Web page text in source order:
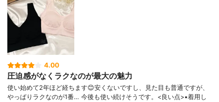
4.00
圧迫感がなくラクなのが最大の魅力
使い始めて2年ほど経ちます😊安くないですし、見た目も普通ですが、
やっぱりラクなのが1番… 今後も使い続けそうです。<良い点>•着用し